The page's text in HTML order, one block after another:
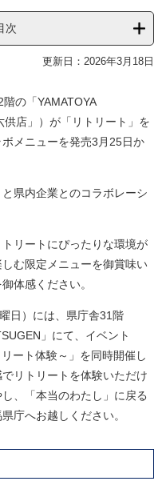
次
更新日：2026年3月18日
の「YAMATOYA
店」）が「リトリート」を
メニューを発売3月25日か
県内企業とのコラボレーシ
リートにぴったりな環境が
む限定メニューを御賞味い
体感ください。
日）には、県庁舎31階
」にて、イベント
ート体験～」を同時開催し
リトリートを体験いただけ
、「本当のわたし」に戻る
庁へお越しください。